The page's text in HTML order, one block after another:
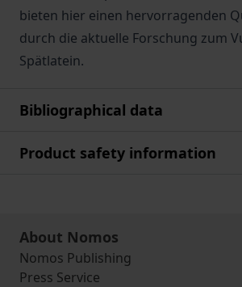
bieten hier einen hervorragenden
durch die aktuelle Forschung zum
Spätlatein.
Bibliographical data
Product safety information
About Nomos
Nomos Publishing
Press Service